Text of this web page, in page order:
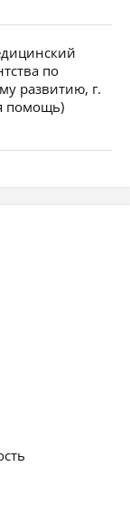
по
развитию, г.
помощь)